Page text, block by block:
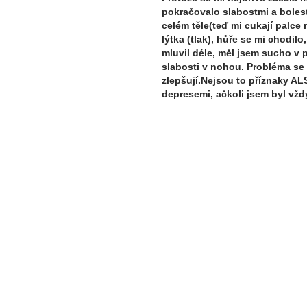
pokračovalo slabostmi a
celém těle(teď mi cukají palce
lýtka (tlak), hůře se mi
mluvil déle, měl jsem sucho v
slabosti v nohou. Probléma
zlepšují.Nejsou to příznaky
depresemi, ačkoli jsem byl